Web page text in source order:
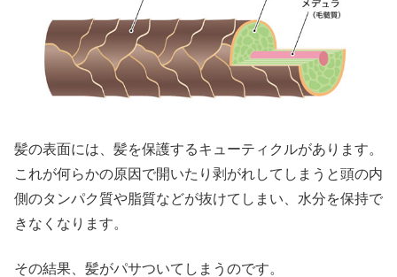
髪の表面には、髪を保護するキューティクルがあります。
これが何らかの原因で開いたり剥がれしてしまうと頭の内
側のタンパク質や脂質などが抜けてしまい、水分を保持で
きなくなります。
その結果、髪がパサついてしまうのです。